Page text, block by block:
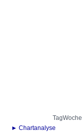
TagWoche
► Chartanalyse